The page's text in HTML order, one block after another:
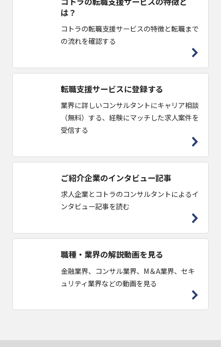
は？
コトラの転職支援サービスの特徴と転職まで
の流れを確認する
転職支援サービスに登録する
業界に詳しいコンサルタントにキャリア相談
（無料）する、経験にマッチした求人案件を
受信する
ご紹介企業のインタビュー記事
求人企業とコトラのコンサルタントによるイ
ンタビュー記事を読む
職種・業界の解説動画を見る
金融業界、コンサル業界、M＆A業界、セキ
ュリティ業界などの動画を見る